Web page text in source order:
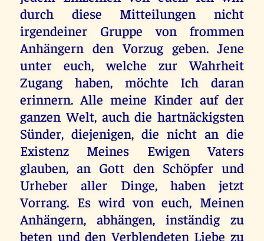
durch diese Mitteilungen nicht
irgendeiner Gruppe von frommen
Anhängern den Vorzug geben. Jene
unter euch, welche zur Wahrheit
Zugang haben, möchte Ich daran
erinnern. Alle meine Kinder auf der
ganzen Welt, auch die hartnäckigsten
Sünder, diejenigen, die nicht an die
Existenz Meines Ewigen Vaters
glauben, an Gott den Schöpfer und
Urheber aller Dinge, haben jetzt
Vorrang. Es wird von euch, Meinen
Anhängern, abhängen, inständig zu
beten und den Verblendeten Liebe zu